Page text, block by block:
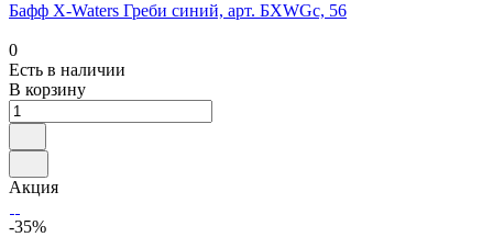
Бафф X-Waters Греби синий, арт. БXWGс, 56
0
Есть в наличии
В корзину
Акция
-35%